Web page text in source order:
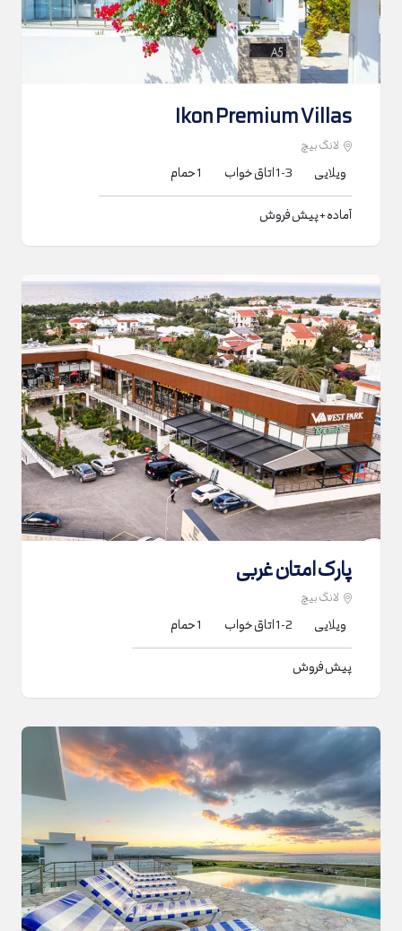
Ikon Premium Villas
لانگ بیچ
ویلایی 1-3اتاق خواب 1حمام
آماده + پیش فروش
پارک امتان غربی
لانگ بیچ
ویلایی 1-2اتاق خواب 1حمام
پیش فروش